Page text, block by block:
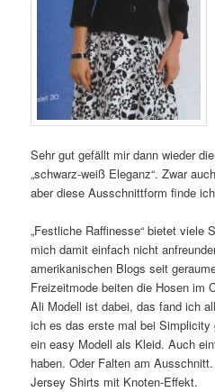
Sehr gut gefällt mir dann wieder
„schwarz-weiß Eleganz“. Zwar
aber diese Ausschnittform finde
„Festliche Raffinesse“ bietet viele
mich damit einfach nicht
amerikanischen Blogs seit
Freizeitmode beiten die Hosen im
Ali Modell ist dabei, das fand ich
ich es das erste mal bei Simplicity
ein easy Modell als Kleid. Auch
haben. Oder Falten am
Jersey Shirts mit Knoten-Effekt.